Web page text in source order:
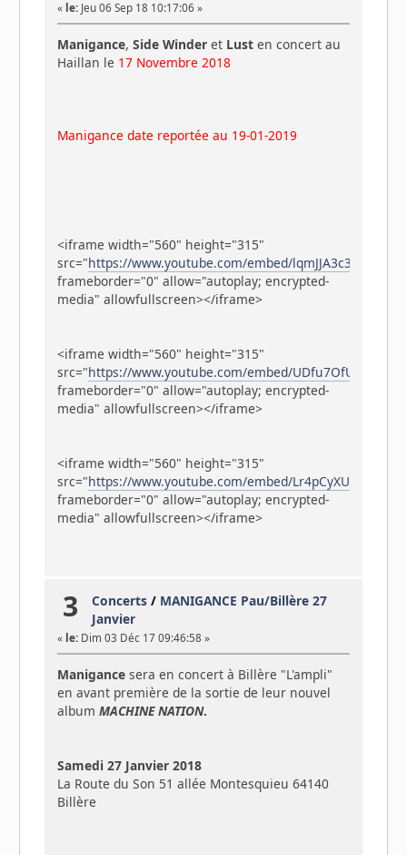
« le:Jeu 06 Sep 18 10:17:06 »
Manigance, Side WinderetLusten concert au
Haillan le 17 Novembre 2018
Manigance date reportée au 19-01-2019
<iframe width="560" height="315"
src="https://www.youtube.com/embed/lqmJJA3c3ps
frameborder="0" allow="autoplay; encrypted-
media" allowfullscreen></iframe>
<iframe width="560" height="315"
src="https://www.youtube.com/embed/UDfu7OfU16Y
frameborder="0" allow="autoplay; encrypted-
media" allowfullscreen></iframe>
<iframe width="560" height="315"
src="https://www.youtube.com/embed/Lr4pCyXUPQE
frameborder="0" allow="autoplay; encrypted-
media" allowfullscreen></iframe>
3 Concerts / MANIGANCE Pau/Billère 27
Janvier
« le:Dim 03 Déc 17 09:46:58 »
Manigancesera en concert à Billère "L'ampli"
en avant première de la sortie de leur nouvel
album MACHINE NATION.
Samedi 27 Janvier 2018
La Route du Son 51 allée Montesquieu 64140
Billère